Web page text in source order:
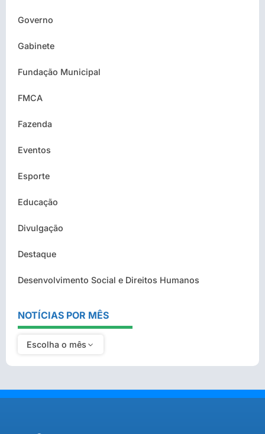
Governo
Gabinete
Fundação Municipal
FMCA
Fazenda
Eventos
Esporte
Educação
Divulgação
Destaque
Desenvolvimento Social e Direitos Humanos
NOTÍCIAS POR MÊS
Escolha o mês